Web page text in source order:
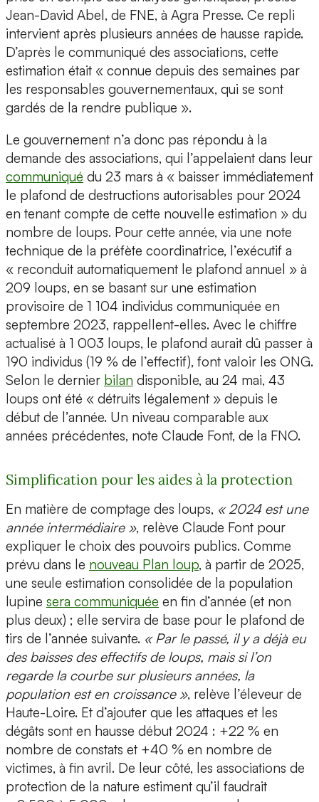
Jean-David Abel, de FNE, à Agra Presse. Ce repli
intervient après plusieurs années de hausse rapide.
D’après le communiqué des associations, cette
estimation était « connue depuis des semaines par
les responsables gouvernementaux, qui se sont
gardés de la rendre publique ».
Le gouvernement n’a donc pas répondu à la
demande des associations, qui l’appelaient dans leur
communiqué du 23 mars à « baisser immédiatement
le plafond de destructions autorisables pour 2024
en tenant compte de cette nouvelle estimation » du
nombre de loups. Pour cette année, via une note
technique de la préfète coordinatrice, l’exécutif a
« reconduit automatiquement le plafond annuel » à
209 loups, en se basant sur une estimation
provisoire de 1 104 individus communiquée en
septembre 2023, rappellent-elles. Avec le chiffre
actualisé à 1 003 loups, le plafond aurait dû passer à
190 individus (19 % de l’effectif), font valoir les ONG.
Selon le dernier bilan disponible, au 24 mai, 43
loups ont été « détruits légalement » depuis le
début de l’année. Un niveau comparable aux
années précédentes, note Claude Font, de la FNO.
Simplification pour les aides à la protection
En matière de comptage des loups, « 2024 est une
année intermédiaire », relève Claude Font pour
expliquer le choix des pouvoirs publics. Comme
prévu dans le nouveau Plan loup, à partir de 2025,
une seule estimation consolidée de la population
lupine sera communiquée en fin d’année (et non
plus deux) ; elle servira de base pour le plafond de
tirs de l’année suivante. « Par le passé, il y a déjà eu
des baisses des effectifs de loups, mais si l’on
regarde la courbe sur plusieurs années, la
population est en croissance », relève l’éleveur de
Haute-Loire. Et d’ajouter que les attaques et les
dégâts sont en hausse début 2024 : +22 % en
nombre de constats et +40 % en nombre de
victimes, à fin avril. De leur côté, les associations de
protection de la nature estiment qu’il faudrait